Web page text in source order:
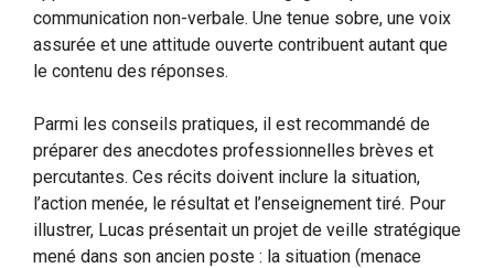
communication non-verbale. Une tenue sobre, une voix
assurée et une attitude ouverte contribuent autant que
le contenu des réponses.
Parmi les conseils pratiques, il est recommandé de
préparer des anecdotes professionnelles brèves et
percutantes. Ces récits doivent inclure la situation,
l’action menée, le résultat et l’enseignement tiré. Pour
illustrer, Lucas présentait un projet de veille stratégique
mené dans son ancien poste : la situation (menace